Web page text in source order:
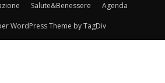
Salute&Benessere Agenda
WordPress Theme by TagDiv